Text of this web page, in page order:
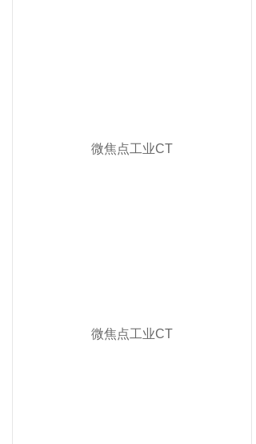
微焦点工业CT
微焦点工业CT